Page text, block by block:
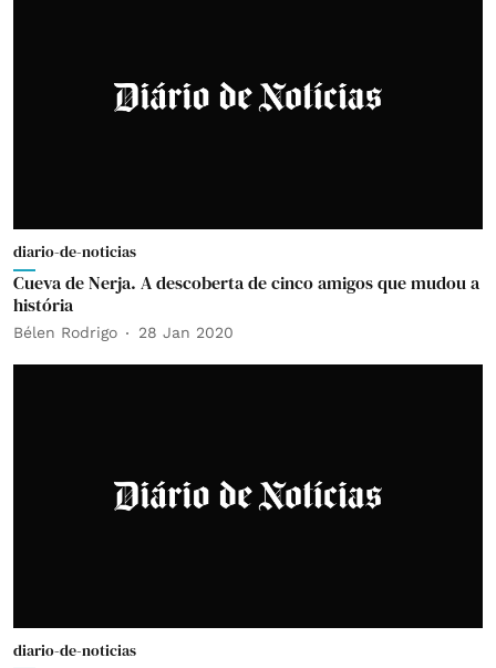
diario-de-noticias
Cueva de Nerja. A descoberta de cinco amigos que mudou a
história
Bélen Rodrigo 28 Jan 2020
diario-de-noticias